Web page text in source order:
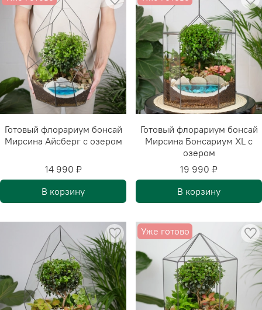
Готовый флорариум бонсай
Мирсина Айсберг с озером
14 990 ₽
В корзину
Готовый флорариум бонсай
Мирсина Бонсариум XL с
озером
19 990 ₽
В корзину
Уже готово